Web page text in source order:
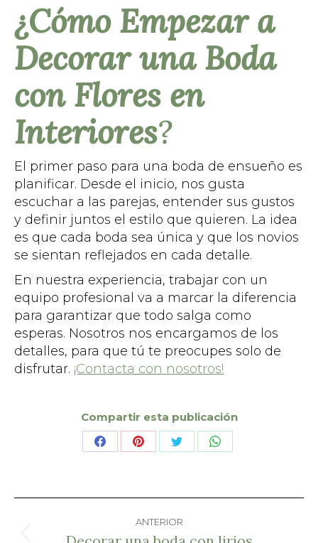
¿Cómo Empezar a
Decorar una Boda
con Flores en
Interiores?
El primer paso para una boda de ensueño es
planificar. Desde el inicio, nos gusta
escuchar a las parejas, entender sus gustos
y definir juntos el estilo que quieren. La idea
es que cada boda sea única y que los novios
se sientan reflejados en cada detalle.
En nuestra experiencia, trabajar con un
equipo profesional va a marcar la diferencia
para garantizar que todo salga como
esperas. Nosotros nos encargamos de los
detalles, para que tú te preocupes solo de
disfrutar. ¡Contacta con nosotros!
Compartir esta publicación
Share Share Share Share
Navegación
ANTERIOR